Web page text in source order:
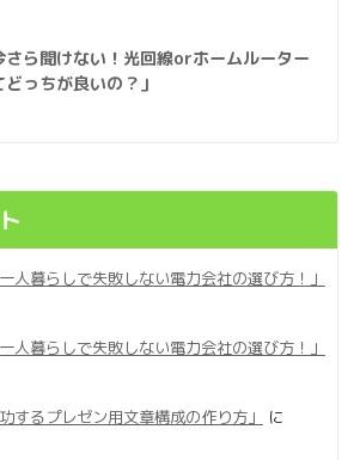
さら聞けない！光回線orホームルーター
どっちが良いの？」
人暮らしで失敗しない電力会社の選び方！」
人暮らしで失敗しない電力会社の選び方！」
するプレゼン用文章構成の作り方」
に